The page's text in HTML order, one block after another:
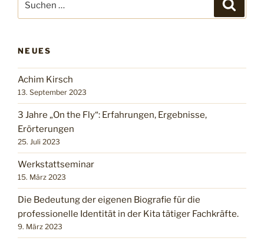
NEUES
Achim Kirsch
13. September 2023
3 Jahre „On the Fly“: Erfahrungen, Ergebnisse,
Erörterungen
25. Juli 2023
Werkstattseminar
15. März 2023
Die Bedeutung der eigenen Biografie für die
professionelle Identität in der Kita tätiger Fachkräfte.
9. März 2023